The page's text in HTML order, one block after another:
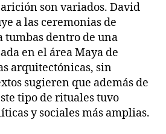
son variados. David
a las ceremonias de
tumbas dentro de una
en el área Maya de
arquitectónicas, sin
sugieren que además de
tipo de rituales tuvo
y sociales más amplias.